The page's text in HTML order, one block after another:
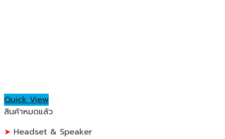
Quick View
สินค้าหมดแล้ว
Headset & Speaker